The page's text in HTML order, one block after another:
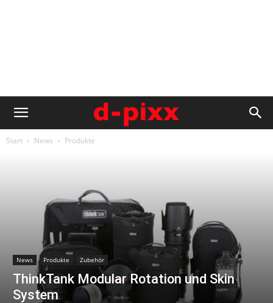
Start News Produkte
News Produkte Zubehör
ThinkTank Modular Rotation und Skin
System